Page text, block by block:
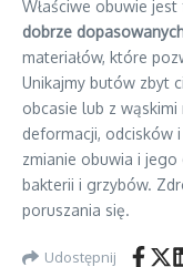
Właściwe obuwie
dobrze
materiałów, które
Unikajmy butów zbyt
obcasie lub z
deformacji, odcisków
zmianie obuwia i jego
bakterii i grzybów.
poruszania się.
Udostępnij